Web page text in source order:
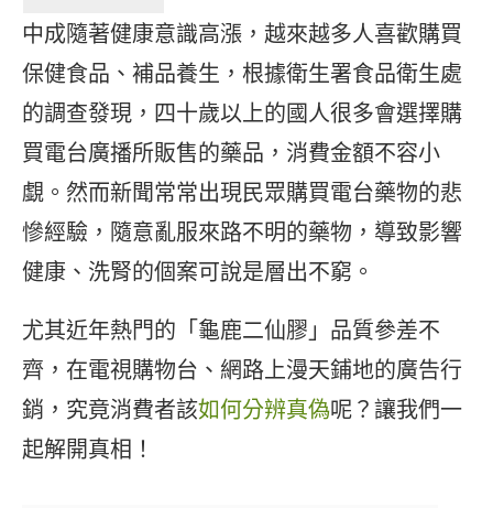
中成隨著健康意識高漲，越來越多人喜歡購買
保健食品、補品養生，根據衛生署食品衛生處
的調查發現，四十歲以上的國人很多會選擇購
買電台廣播所販售的藥品，消費金額不容小
覷。然而新聞常常出現民眾購買電台藥物的悲
慘經驗，隨意亂服來路不明的藥物，導致影響
健康、洗腎的個案可說是層出不窮。
尤其近年熱門的「龜鹿二仙膠」品質參差不
齊，在電視購物台、網路上漫天鋪地的廣告行
銷，究竟消費者該如何分辨真偽呢？讓我們一
起解開真相！